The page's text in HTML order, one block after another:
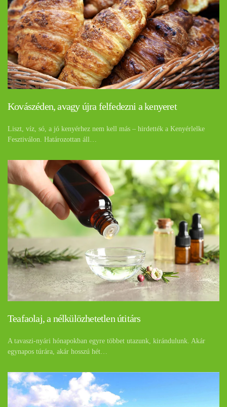
Kovászéden, avagy újra felfedezni a kenyeret
Liszt, víz, só, a jó kenyérhez nem kell más – hirdették a Kenyérlelke
Fesztiválon. Határozottan áll…
Teafaolaj, a nélkülözhetetlen útitárs
A tavaszi-nyári hónapokban egyre többet utazunk, kirándulunk. Akár
egynapos túrára, akár hosszú hét…